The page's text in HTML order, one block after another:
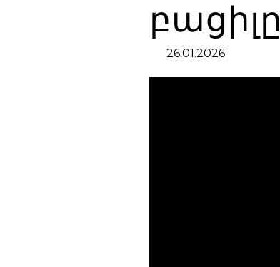
բացիլը
26.01.2026